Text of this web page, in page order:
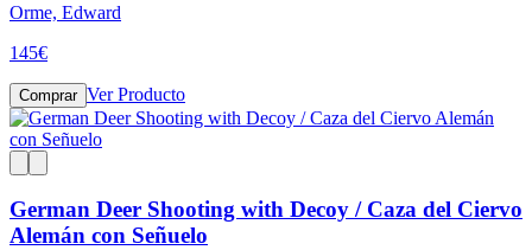
Orme, Edward
145€
Comprar Ver Producto
German Deer Shooting with Decoy / Caza del Ciervo
Alemán con Señuelo